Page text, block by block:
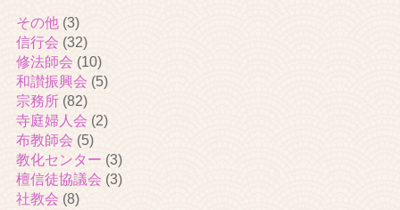
その他(3)
信行会 (32)
修法師会 (10)
和讃振興会 (5)
宗務所(82)
寺庭婦人会 (2)
布教師会 (5)
教化センター (3)
檀信徒協議会 (3)
社教会 (8)